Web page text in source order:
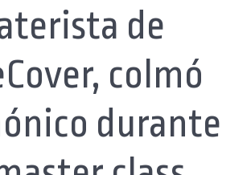
de
colmó
durante